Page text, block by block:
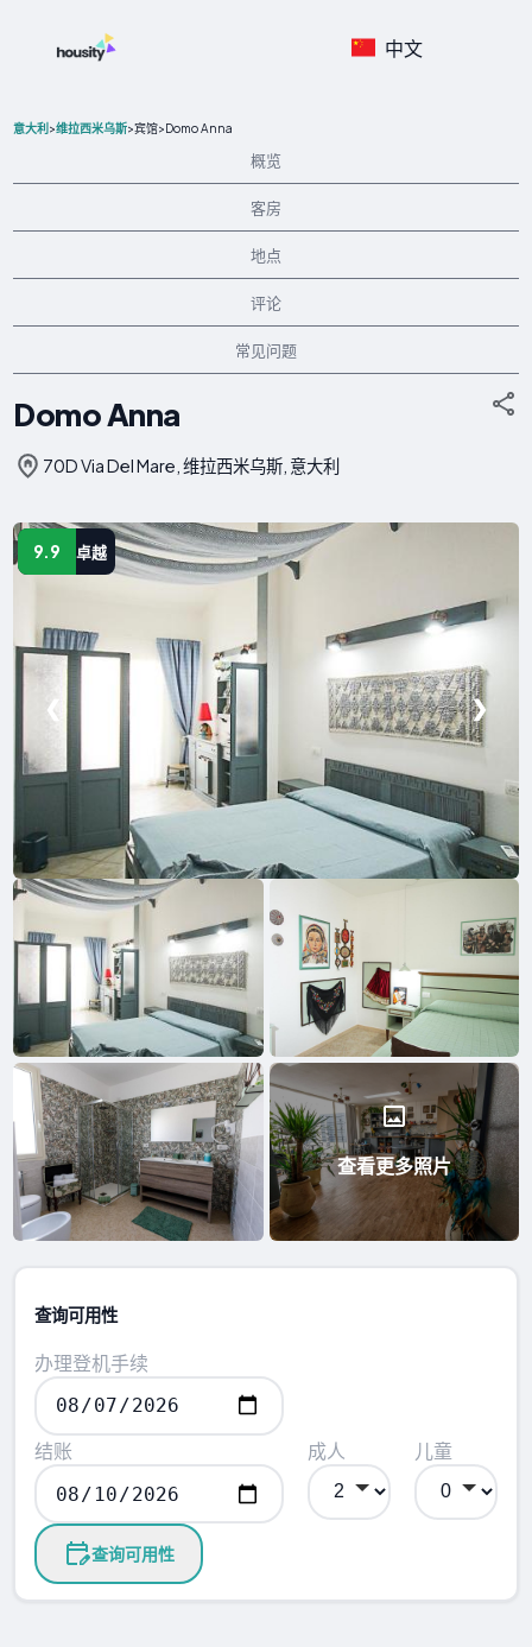
中文
意大利 >维拉西米乌斯>宾馆>Domo Anna
概览
客房
地点
评论
常见问题
Domo Anna
70D Via Del Mare, 维拉西米乌斯, 意大利
9.9 卓越
❮ ❯
查看更多照片
查询可用性
办理登机手续
结账 成人 儿童
查询可用性